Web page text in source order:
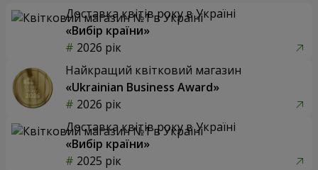
Доставка квітів року в Україні
«Вибір країни»
2026 рік
Найкращий квітковий магазин
«Ukrainian Business Award»
2026 рік
Доставка квітів року в Україні
«Вибір країни»
2025 рік